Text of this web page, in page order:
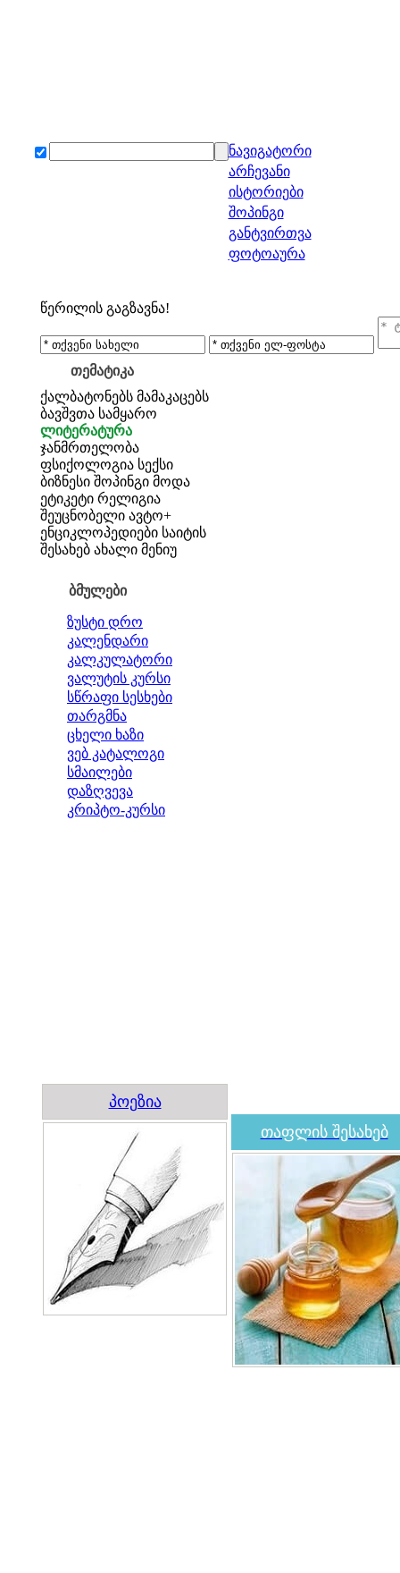
ნავიგატორი
არჩევანი
ისტორიები
შოპინგი
განტვირთვა
ფოტოაურა
წერილის გაგზავნა!
თემატიკა
ქალბატონებს მამაკაცებს
ბავშვთა სამყარო
ლიტერატურა
ჯანმრთელობა
ფსიქოლოგია სექსი
ბიზნესი შოპინგი მოდა
ეტიკეტი რელიგია
შეუცნობელი ავტო+
ენციკლოპედიები საიტის
შესახებ ახალი მენიუ
ბმულები
ზუსტი დრო
კალენდარი
კალკულატორი
ვალუტის კურსი
სწრაფი სესხები
თარგმნა
ცხელი ხაზი
ვებ კატალოგი
სმაილები
დაზღვევა
კრიპტო-კურსი
პოეზია
თაფლის შესახებ